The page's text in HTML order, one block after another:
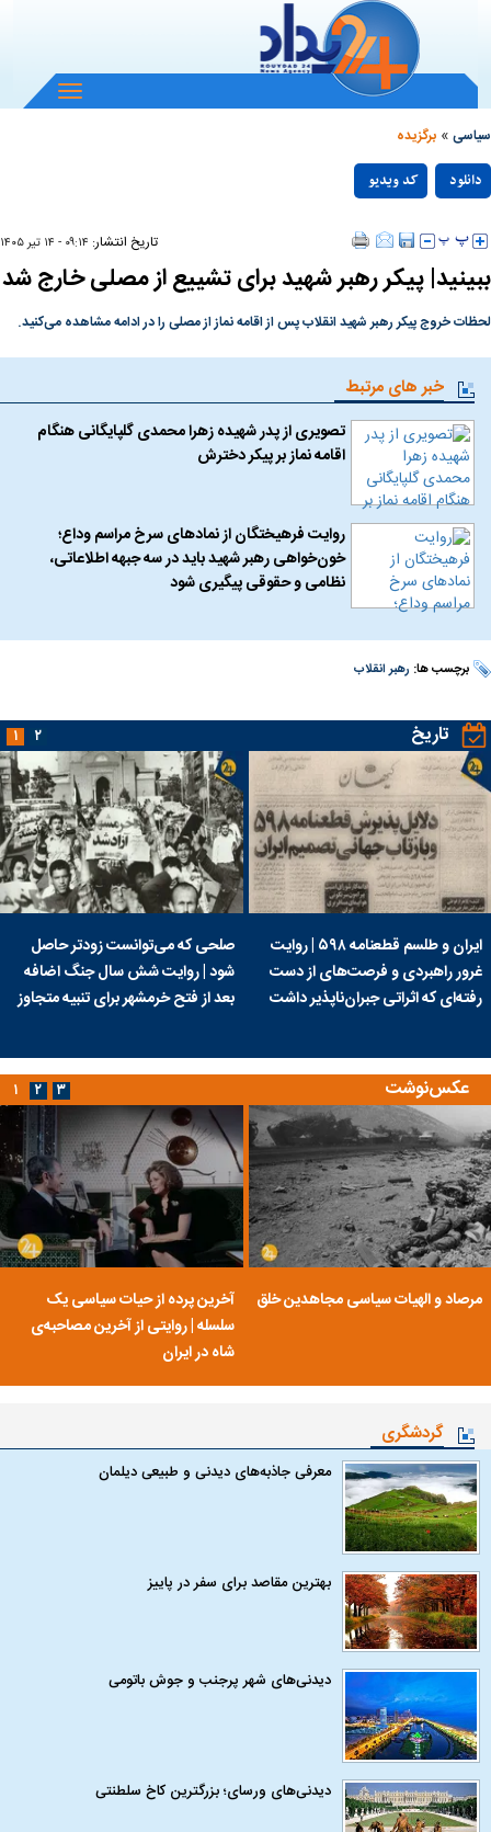
باز
و
سیاسی » برگزیده
کد ویدیو دانلود
تاریخ انتشار: ۰۹:۱۴ - ۱۴ تير ۱۴۰۵
ببینید| پیکر رهبر شهید برای تشییع از مصلی خارج شد
لحظات خروج پیکر رهبر شهید انقلاب پس از اقامه نماز از مصلی را در ادامه مشاهده می‌کنید.
خبر های مرتبط
تصویری از پدر شهیده زهرا محمدی گلپایگانی هنگام
اقامه نماز بر پیکر دخترش
روایت فرهیختگان از نماد‌های سرخ مراسم وداع؛
خون‌خواهی رهبر شهید باید در سه جبهه اطلاعاتی،
نظامی و حقوقی پیگیری شود
برچسب ها: رهبر انقلاب
تاریخ
ایران و طلسم قطعنامه ۵۹۸ | روایت
غرور راهبردی و فرصت‌های از دست
رفته‌ای که اثراتی جبران‌ناپذیر داشت
صلحی که می‌توانست زودتر حاصل
شود | روایت شش سال جنگ اضافه
بعد از فتح خرمشهر برای تنبیه متجاوز
۱ ۲
عکس‌نوشت
مرصاد و الهیات سیاسی مجاهدین خلق
آخرین پرده از حیات سیاسی یک
سلسله | روایتی از آخرین مصاحبه‌ی
شاه در ایران
۱ ۲ ۳
گردشگری
معرفی جاذبه‌های دیدنی و طبیعی دیلمان
بهترین مقاصد برای سفر در پاییز
دیدنی‌های شهر پرجنب و جوش باتومی
دیدنی‌های ورسای؛ بزرگترین کاخ سلطنتی